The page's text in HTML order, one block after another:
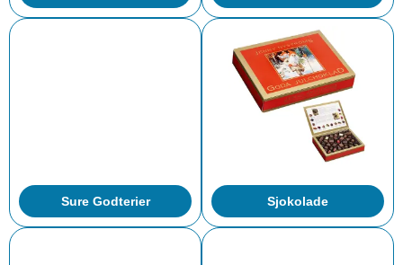
Er du ute etter retro godteri, er det med andre ord hos oss du skal
kjøpe det. Vårt store sortiment tilbyr mange gamle klassikere som
uten tvil vil bli likt av både barn og voksne. Hos oss er det også
enkelt å kjøpe retrogodteri; med billig pris og rask levering vil
gamle smaker kombineres med nye tider. Perfekt for alle
godteelskere som lengter etter nostalgiske smaker!
Sure Godterier Sjokolade